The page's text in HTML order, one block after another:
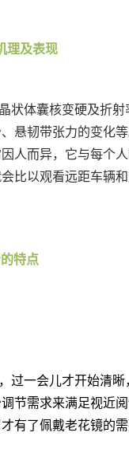
理及表现
状体囊核变硬及折
悬韧带张力的变化
人而异，它与每个
比以观看远距车辆
特点
过一会儿才开始清
节需求来满足视近
有了佩戴老花镜的需